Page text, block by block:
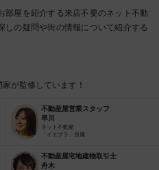
部屋を紹介する来店不要のネット不動
しの疑問や街の情報について紹介する
が監修しています！
不動産屋営業スタッフ
早川
ネット不動産
「イエプラ」所属
不動産屋宅地建物取引士
舟木